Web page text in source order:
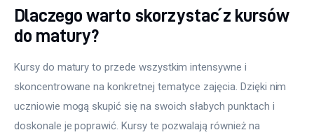
Dlaczego warto skorzystać z kursów
do matury?
Kursy do matury to przede wszystkim intensywne i
skoncentrowane na konkretnej tematyce zajęcia. Dzięki nim
uczniowie mogą skupić się na swoich słabych punktach i
doskonale je poprawić. Kursy te pozwalają również na